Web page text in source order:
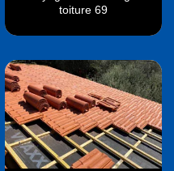
toiture 69